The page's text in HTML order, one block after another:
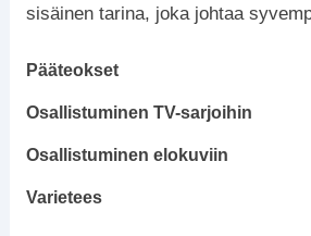
sisäinen tarina, joka johtaa
Pääteokset
Osallistuminen TV-sarjoihin
Osallistuminen elokuviin
Varietees